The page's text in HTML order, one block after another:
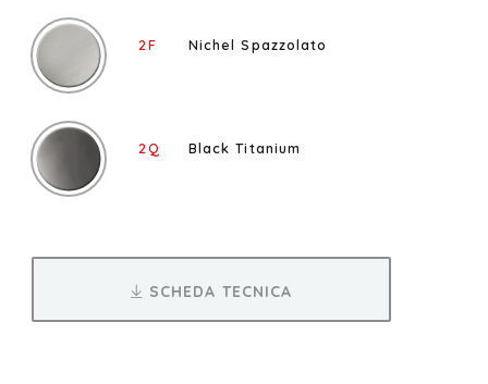
2F Nichel Spazzolato
2Q Black Titanium
SCHEDA TECNICA